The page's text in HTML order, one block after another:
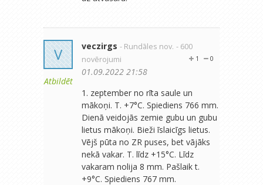
V
Atbildēt
veczirgs - Rundāles nov. - 600
novērojumi
0
1
01.09.2022 21:58
1. zeptember no rīta saule un
mākoņi. T. +7°C. Spiediens 766 mm.
Dienā veidojās zemie gubu un gubu
lietus mākoņi. Bieži īslaicīgs lietus.
Vējš pūta no ZR puses, bet vājāks
nekā vakar. T. līdz +15°C. Līdz
vakaram nolija 8 mm. Pašlaik t.
+9°C. Spiediens 767 mm.